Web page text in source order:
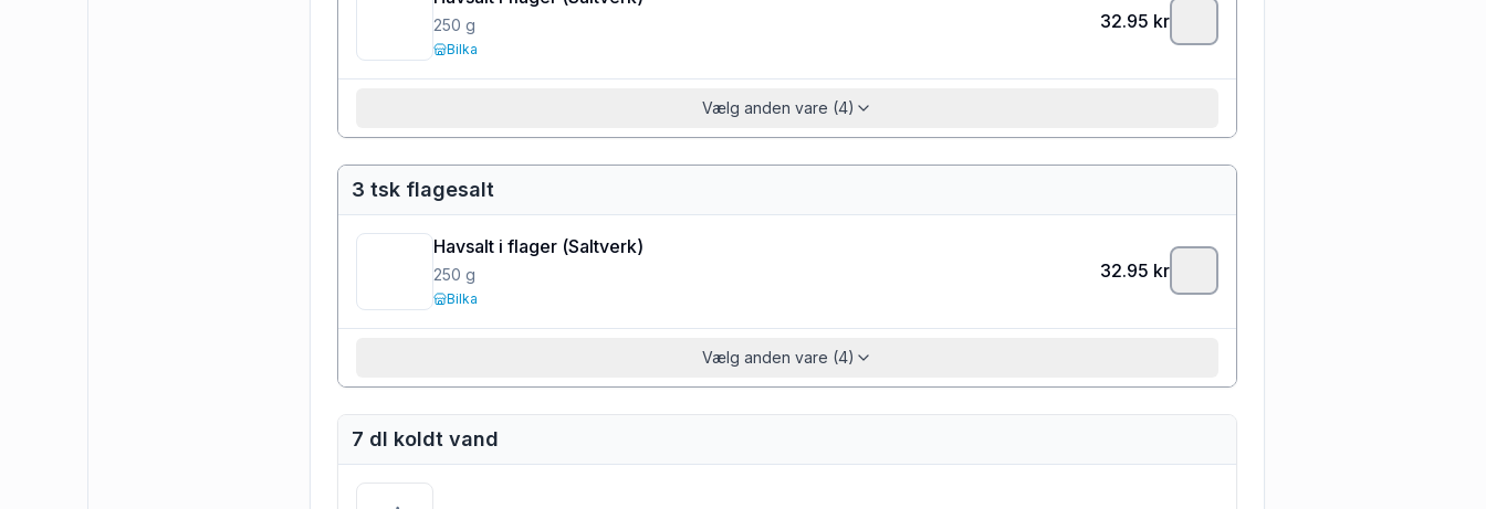
250 g
Bilka
32.95 kr
Vælg anden vare (4)
3 tsk flagesalt
Havsalt i flager (Saltverk)
250 g
Bilka
32.95 kr
Vælg anden vare (4)
7 dl koldt vand